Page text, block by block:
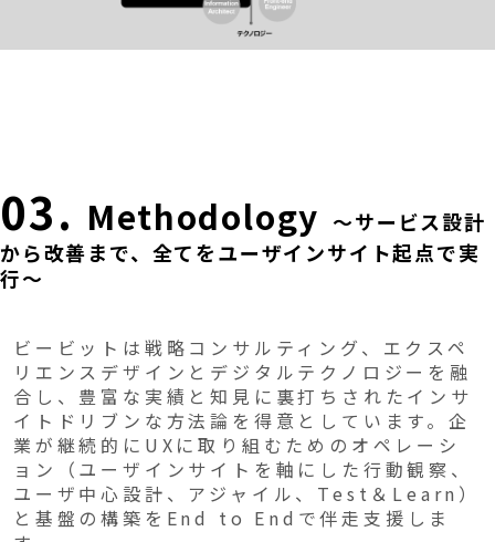
03. Methodology ～サービス設計
から改善まで、全てをユーザインサイト起点で実
行～
ビービットは戦略コンサルティング、エクスペ
リエンスデザインとデジタルテクノロジーを融
合し、豊富な実績と知見に裏打ちされたインサ
イトドリブンな方法論を得意としています。企
業が継続的にUXに取り組むためのオペレーシ
ョン（ユーザインサイトを軸にした行動観察、
ユーザ中心設計、アジャイル、Test＆Learn）
と基盤の構築をEnd to Endで伴走支援しま